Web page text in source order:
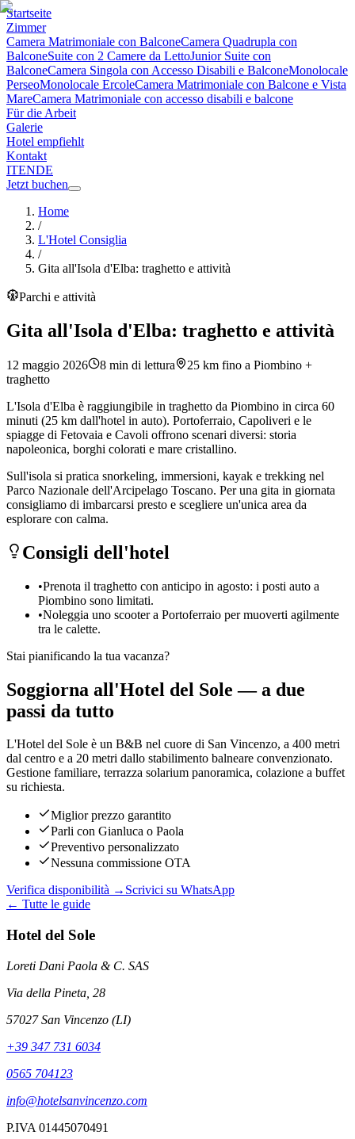
Startseite
Zimmer
Camera Matrimoniale con BalconeCamera Quadrupla con
BalconeSuite con 2 Camere da LettoJunior Suite con
BalconeCamera Singola con Accesso Disabili e BalconeMonolocale
PerseoMonolocale ErcoleCamera Matrimoniale con Balcone e Vista
MareCamera Matrimoniale con accesso disabili e balcone
Für die Arbeit
Galerie
Hotel empfiehlt
Kontakt
ITENDE
Jetzt buchen
Home
/
L'Hotel Consiglia
/
Gita all'Isola d'Elba: traghetto e attività
Parchi e attività
Gita all'Isola d'Elba: traghetto e attività
12 maggio 2026 8 min di lettura
25 km fino a Piombino +
traghetto
L'Isola d'Elba è raggiungibile in traghetto da Piombino in circa 60
minuti (25 km dall'hotel in auto). Portoferraio, Capoliveri e le
spiagge di Fetovaia e Cavoli offrono scenari diversi: storia
napoleonica, borghi colorati e mare cristallino.
Sull'isola si pratica snorkeling, immersioni, kayak e trekking nel
Parco Nazionale dell'Arcipelago Toscano. Per una gita in giornata
consigliamo di imbarcarsi presto e scegliere un'unica area da
esplorare con calma.
Consigli dell'hotel
•Prenota il traghetto con anticipo in agosto: i posti auto a
Piombino sono limitati.
•Noleggia uno scooter a Portoferraio per muoverti agilmente
tra le calette.
Stai pianificando la tua vacanza?
Soggiorna all'Hotel del Sole — a due
passi da tutto
L'Hotel del Sole è un B&B nel cuore di San Vincenzo, a 400 metri
dal centro e a 20 metri dallo stabilimento balneare convenzionato.
Gestione familiare, terrazza solarium panoramica, colazione a buffet
su richiesta.
Miglior prezzo garantito
Parli con Gianluca o Paola
Preventivo personalizzato
Nessuna commissione OTA
Verifica disponibilità → Scrivici su WhatsApp
← Tutte le guide
Hotel del Sole
Loreti Dani Paola & C. SAS
Via della Pineta, 28
57027 San Vincenzo (LI)
+39 347 731 6034
0565 704123
info@hotelsanvincenzo.com
P.IVA 01445070491